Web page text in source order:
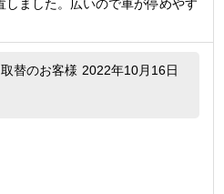
しました。広いので車が停めやす
替のお客様 2022年10月16日